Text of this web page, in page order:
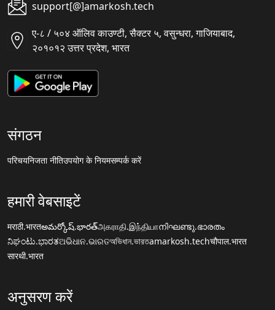
support[@]amarkosh.tech
ए-८ / ५०४ ऑलिव काउण्टी, सैक्टर ५, वसुन्धरा, गाजियाबाद,
२०१०१२ उत्तर प्रदेश, भारत
संगठन
परिचयनिजता नीतिउपयोग के नियमसम्पर्क करें
हमारी वेबसाइटें
मराठी.भारतఅమర్కోష్.భారత్அகராதி.இந்தியாനിഘണ്ടു.ഭാരതം
ನಿಘಂಟು.ಭಾರತଅଭିଧାନ.ଭାରତঅভিধান.ভারতamarkosh.techचौपाल.भारत
सारथी.भारत
अनुसरण करें